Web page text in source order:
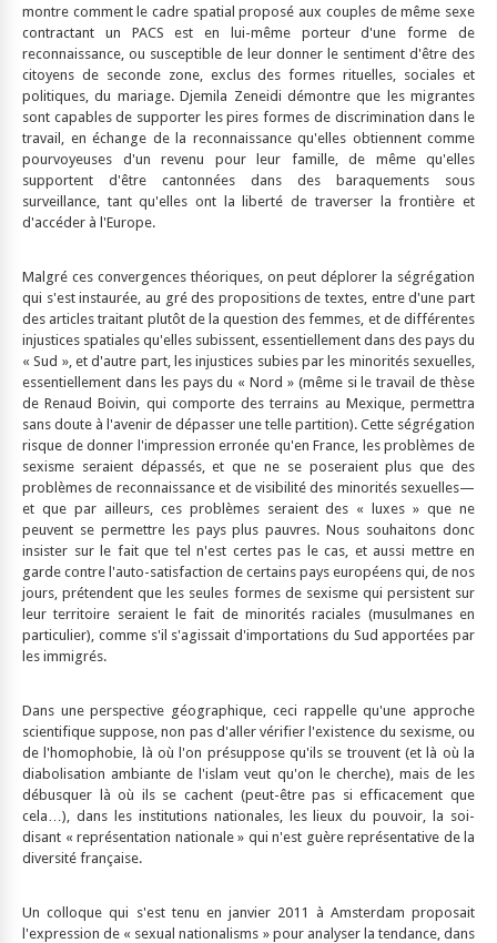
montre comment le cadre spatial proposé aux couples de même sexe
contractant un PACS est en lui-même porteur d'une forme de
reconnaissance, ou susceptible de leur donner le sentiment d'être des
citoyens de seconde zone, exclus des formes rituelles, sociales et
politiques, du mariage. Djemila Zeneidi démontre que les migrantes
sont capables de supporter les pires formes de discrimination dans le
travail, en échange de la reconnaissance qu'elles obtiennent comme
pourvoyeuses d'un revenu pour leur famille, de même qu'elles
supportent d'être cantonnées dans des baraquements sous
surveillance, tant qu'elles ont la liberté de traverser la frontière et
d'accéder à l'Europe.
Malgré ces convergences théoriques, on peut déplorer la ségrégation
qui s'est instaurée, au gré des propositions de textes, entre d'une part
des articles traitant plutôt de la question des femmes, et de différentes
injustices spatiales qu'elles subissent, essentiellement dans des pays du
« Sud », et d'autre part, les injustices subies par les minorités sexuelles,
essentiellement dans les pays du « Nord » (même si le travail de thèse
de Renaud Boivin, qui comporte des terrains au Mexique, permettra
sans doute à l'avenir de dépasser une telle partition). Cette ségrégation
risque de donner l'impression erronée qu'en France, les problèmes de
sexisme seraient dépassés, et que ne se poseraient plus que des
problèmes de reconnaissance et de visibilité des minorités sexuelles—
et que par ailleurs, ces problèmes seraient des « luxes » que ne
peuvent se permettre les pays plus pauvres. Nous souhaitons donc
insister sur le fait que tel n'est certes pas le cas, et aussi mettre en
garde contre l'auto-satisfaction de certains pays européens qui, de nos
jours, prétendent que les seules formes de sexisme qui persistent sur
leur territoire seraient le fait de minorités raciales (musulmanes en
particulier), comme s'il s'agissait d'importations du Sud apportées par
les immigrés.
Dans une perspective géographique, ceci rappelle qu'une approche
scientifique suppose, non pas d'aller vérifier l'existence du sexisme, ou
de l'homophobie, là où l'on présuppose qu'ils se trouvent (et là où la
diabolisation ambiante de l'islam veut qu'on le cherche), mais de les
débusquer là où ils se cachent (peut-être pas si efficacement que
cela…), dans les institutions nationales, les lieux du pouvoir, la soi-
disant « représentation nationale » qui n'est guère représentative de la
diversité française.
Un colloque qui s'est tenu en janvier 2011 à Amsterdam proposait
l'expression de « sexual nationalisms » pour analyser la tendance, dans